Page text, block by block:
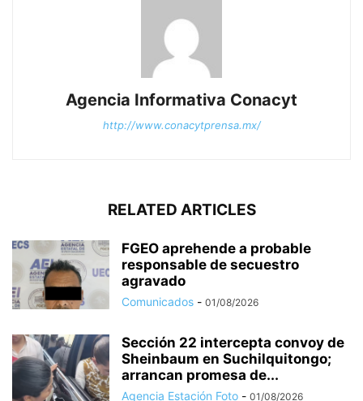
Agencia Informativa Conacyt
http://www.conacytprensa.mx/
RELATED ARTICLES
FGEO aprehende a probable
responsable de secuestro
agravado
Comunicados - 01/08/2026
Sección 22 intercepta convoy de
Sheinbaum en Suchilquitongo;
arrancan promesa de...
Agencia Estación Foto - 01/08/2026